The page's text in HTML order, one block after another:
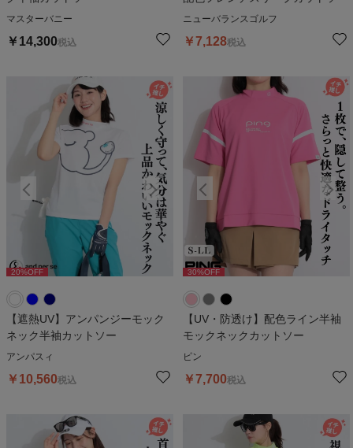
マスターバニー
￥ 14,300税込
ニューバランスゴルフ
￥7,128税込
20%OFF %OFF
【遮熱UV】アンパンジーモック
ネック半袖カットソー
アンパスィ
￥ 10,560税込
30%OFF 30%OFF
【UV・防透け】配色ライン半袖
モックネックカットソー
ピン
￥7,700税込